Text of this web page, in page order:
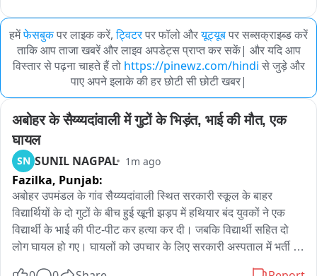
हमेंफेसबुकपर लाइक करें, ट्विटरपर फॉलो औरयूट्यूबपर सब्सक्राइब्ड करें
ताकि आप ताजा खबरें और लाइव अपडेट्स प्राप्त कर सकें| और यदि आप
विस्तार से पढ़ना चाहते हैं तो https://pinewz.com/hindi से जुड़े और
पाए अपने इलाके की हर छोटी सी छोटी खबर|
अबोहर के सैय्य्यदांवाली में गुटों के भिड़ंत, भाई की मौत, एक
घायल
SN SUNIL NAGPAL 1m ago
Fazilka, Punjab:
अबोहर उपमंडल के गांव सैय्य्यदांवाली स्थित सरकारी स्कूल के बाहर
विद्यार्थियों के दो गुटों के बीच हुई खूनी झड़प में हथियार बंद युवकों ने एक
विद्यार्थी के भाई की पीट-पीट कर हत्या कर दी। जबकि विद्यार्थी सहित दो
लोग घायल हो गए। घायलों को उपचार के लिए सरकारी अस्पताल में भर्ती